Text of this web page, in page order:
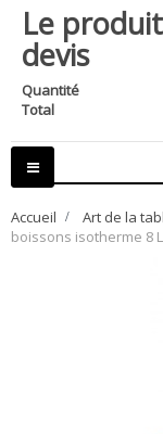
Le
devis
Quantité
Total
Basculer
la
Accueil > Art de la
boissons isotherme 8 L